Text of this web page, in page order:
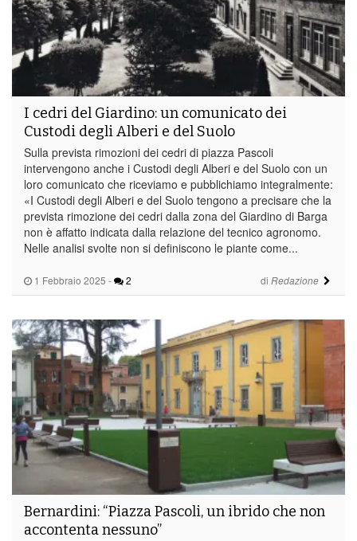
1 Febbraio 2025 - 2 di Redazione
I cedri del Giardino: un comunicato dei
Custodi degli Alberi e del Suolo
Sulla prevista rimozioni dei cedri di piazza Pascoli
intervengono anche i Custodi degli Alberi e del Suolo con un
loro comunicato che riceviamo e pubblichiamo integralmente:
«I Custodi degli Alberi e del Suolo tengono a precisare che la
prevista rimozione dei cedri dalla zona del Giardino di Barga
non è affatto indicata dalla relazione del tecnico agronomo.
Nelle analisi svolte non si definiscono le piante come...
Bernardini: “Piazza Pascoli, un ibrido che non
accontenta nessuno”